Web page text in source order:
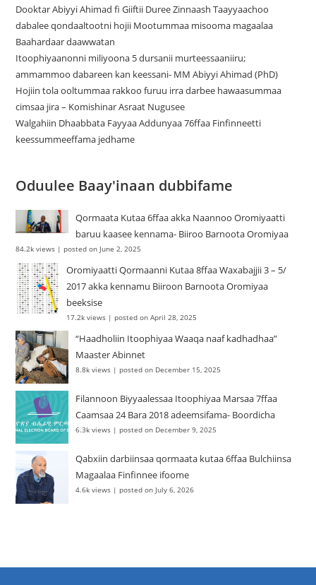
Dooktar Abiyyi Ahimad fi Giiftii Duree Zinnaash Taayyaachoo
dabalee qondaaltootni hojii Mootummaa misooma magaalaa
Baahardaar daawwatan
Itoophiyaanonni miliyoona 5 dursanii murteessaaniiru;
ammammoo dabareen kan keessani- MM Abiyyi Ahimad (PhD)
Hojiin tola ooltummaa rakkoo furuu irra darbee hawaasummaa
cimsaa jira – Komishinar Asraat Nugusee
Walgahiin Dhaabbata Fayyaa Addunyaa 76ffaa Finfinneetti
keessummeeffama jedhame
Oduulee Baay'inaan dubbifame
Qormaata Kutaa 6ffaa akka Naannoo Oromiyaatti
baruu kaasee kennama- Biiroo Barnoota Oromiyaa
84.2k views |posted on June 2, 2025
Oromiyaatti Qormaanni Kutaa 8ffaa Waxabajjii 3 – 5/
2017 akka kennamu Biiroon Barnoota Oromiyaa
beeksise
17.2k views |posted on April 28, 2025
“Haadholiin Itoophiyaa Waaqa naaf kadhadhaa”
Maaster Abinnet
8.8k views |posted on December 15, 2025
Filannoon Biyyaalessaa Itoophiyaa Marsaa 7ffaa
Caamsaa 24 Bara 2018 adeemsifama- Boordicha
6.3k views |posted on December 9, 2025
Qabxiin darbiinsaa qormaata kutaa 6ffaa Bulchiinsa
Magaalaa Finfinnee ifoome
4.6k views |posted on July 6, 2026